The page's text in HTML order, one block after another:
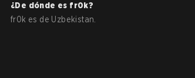
¿De dónde es fr0k?
fr0k es de Uzbekistan